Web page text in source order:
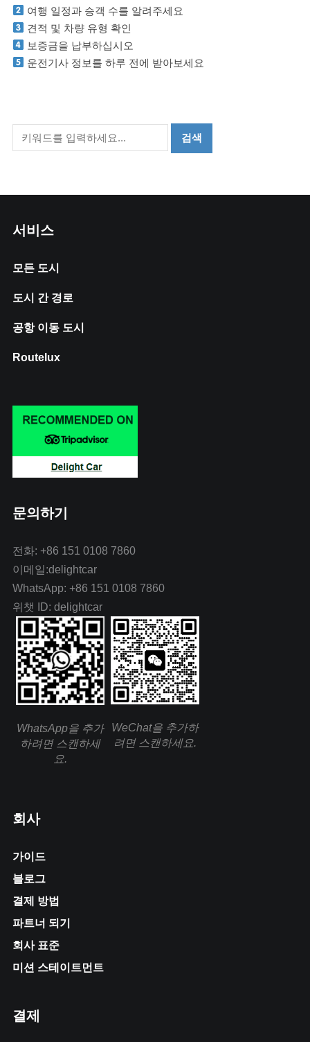
여행 일정과 승객 수를 알려주세요
견적 및 차량 유형 확인
보증금을 납부하십시오
운전기사 정보를 하루 전에 받아보세요
서비스
모든 도시
도시 간 경로
공항 이동 도시
Routelux
문의하기
전화: +86 151 0108 7860
이메일:delightcar
WhatsApp: +86 151 0108 7860
위챗 ID: delightcar
WhatsApp을 추가
하려면 스캔하세
요.
WeChat을 추가하
려면 스캔하세요.
회사
가이드
블로그
결제 방법
파트너 되기
회사 표준
미션 스테이트먼트
결제